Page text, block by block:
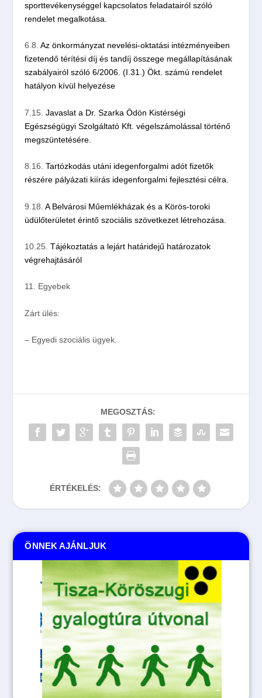
sporttevékenységgel kapcsolatos feladatairól szóló
rendelet megalkotása.
6.8. Az önkormányzat nevelési-oktatási intézményeiben
fizetendő térítési díj és tandíj összege megállapításának
szabályairól szóló 6/2006. (I.31.) Ökt. számú rendelet
hatályon kívül helyezése
7.15. Javaslat a Dr. Szarka Ödön Kistérségi
Egészségügyi Szolgáltató Kft. végelszámolással történő
megszüntetésére.
8.16. Tartózkodás utáni idegenforgalmi adót fizetők
részére pályázati kiírás idegenforgalmi fejlesztési célra.
9.18. A Belvárosi Műemlékházak és a Körös-toroki
üdülőterületet érintő szociális szövetkezet létrehozása.
10.25. Tájékoztatás a lejárt határidejű határozatok
végrehajtásáról
11. Egyebek
Zárt ülés:
– Egyedi szociális ügyek.
MEGOSZTÁS:
ÉRTÉKELÉS:
ÖNNEK AJÁNLJUK